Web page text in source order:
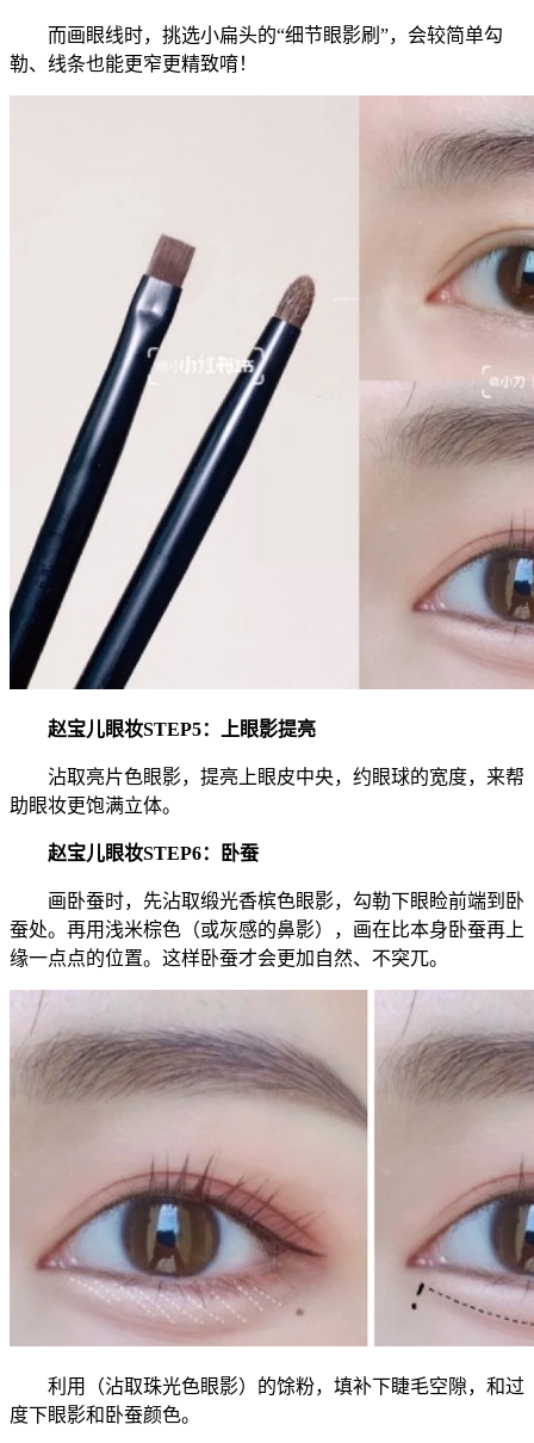
而画眼线时，挑选小扁头的“细节眼影刷”，会较简单勾
勒、线条也能更窄更精致唷！
赵宝儿眼妆STEP5：上眼影提亮
沾取亮片色眼影，提亮上眼皮中央，约眼球的宽度，来帮
助眼妆更饱满立体。
赵宝儿眼妆STEP6：卧蚕
画卧蚕时，先沾取缎光香槟色眼影，勾勒下眼睑前端到卧
蚕处。再用浅米棕色（或灰感的鼻影），画在比本身卧蚕再上
缘一点点的位置。这样卧蚕才会更加自然、不突兀。
利用（沾取珠光色眼影）的馀粉，填补下睫毛空隙，和过
度下眼影和卧蚕颜色。